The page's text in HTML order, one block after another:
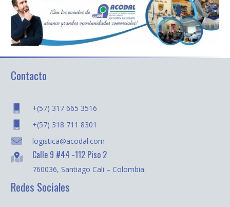
Contacto
+(57) 317 665 3516
+(57) 318 711 8301
logistica@acodal.com
Calle 9 #44 -112 Piso 2
760036, Santiago Cali – Colombia.
Redes Sociales